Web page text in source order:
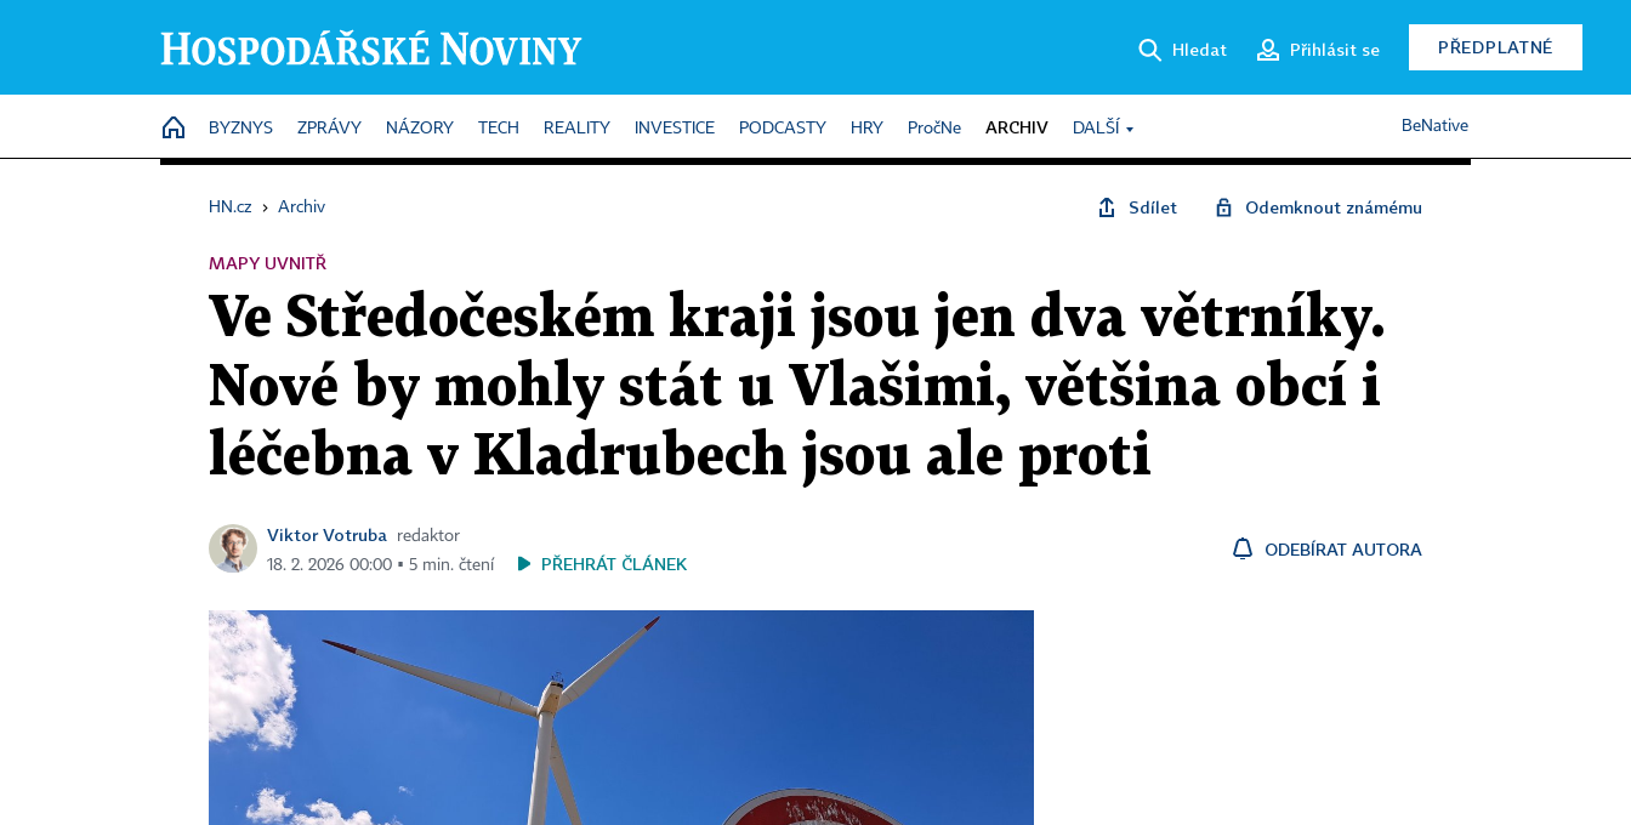
Hledat Přihlásit se PŘEDPLATNÉ
HOME
BYZNYS ZPRÁVY NÁZORY TECH REALITY INVESTICE PODCASTY HRY PročNe ARCHIV DALŠÍ BeNative
HN.cz › Archiv Sdílet Odemknout známému
MAPY UVNITŘ
Ve Středočeském kraji jsou jen dva větrníky.
Nové by mohly stát u Vlašimi, většina obcí i
léčebna v Kladrubech jsou ale proti
Viktor Votruba
redaktor
18. 2. 2026 00:00 ▪ 5 min. čtení
PŘEHRÁT ČLÁNEK
ODEBÍRAT AUTORA